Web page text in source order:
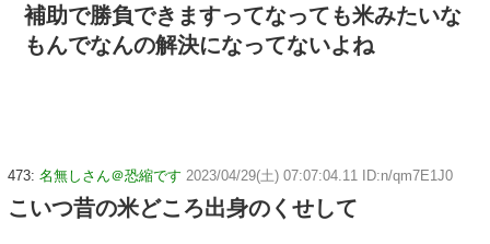
補助で勝負できますってなっても米みたいな
もんでなんの解決になってないよね
473: 名無しさん＠恐縮です 2023/04/29(土) 07:07:04.11 ID:n/qm7E1J0
こいつ昔の米どころ出身のくせして